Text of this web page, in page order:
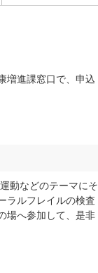
増進課窓口で、申込
動などのテーマにそ
ラルフレイルの検査
場へ参加して、是非